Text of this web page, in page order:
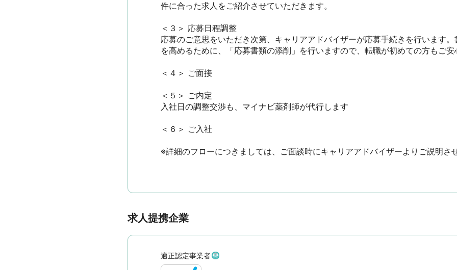
件に合った求人をご紹介させていただきます。
＜３＞ 応募日程調整
応募のご意思をいただき次第、キャリアアドバイザーが応募手続きを行います
を高めるために、「応募書類の添削」を行いますので、転職が初めての方もご
＜４＞ ご面接
＜５＞ ご内定
入社日の調整交渉も、マイナビ薬剤師が代行します
＜６＞ ご入社
※詳細のフローにつきましては、ご面談時にキャリアアドバイザーよりご説明さ
求人提携企業
適正認定事業者